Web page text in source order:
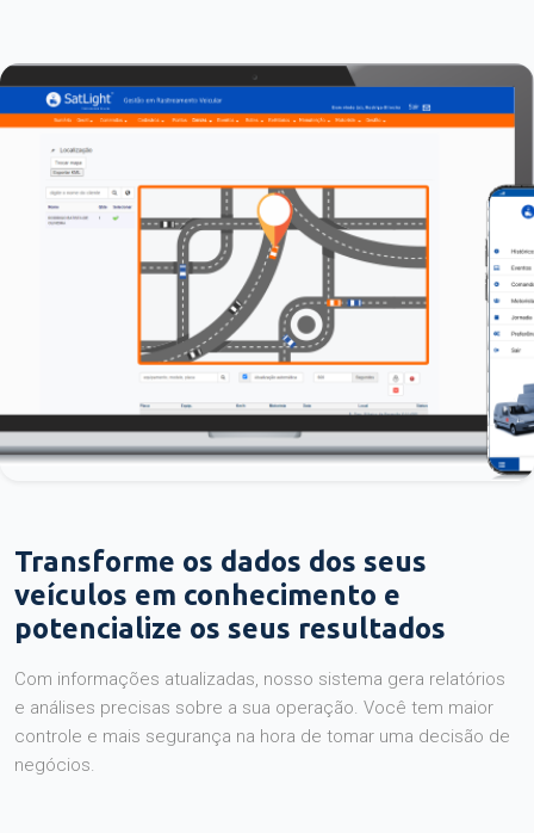
Transforme os dados dos seus
veículos em conhecimento e
potencialize os seus resultados
Com informações atualizadas, nosso sistema gera relatórios
e análises precisas sobre a sua operação. Você tem maior
controle e mais segurança na hora de tomar uma decisão de
negócios.